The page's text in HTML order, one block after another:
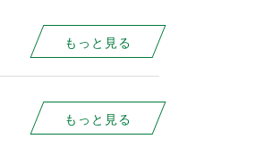
もっと見る
もっと見る